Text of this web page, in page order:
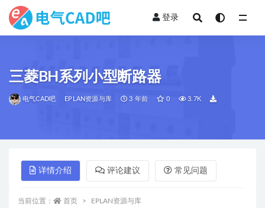
登录
三菱BH系列小型断路器
电气CAD吧 EPLAN资源与库 3 年前 0 3.7K
详情介绍 评论建议 常见问题
当前位置： 首页 EPLAN资源与库